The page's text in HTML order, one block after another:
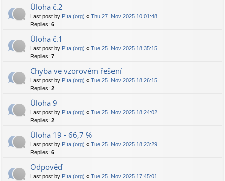
Úloha č.2
Last post by Píta (org) « Thu 27. Nov 2025 10:01:48
Replies: 6
Úloha č.1
Last post by Píta (org) « Tue 25. Nov 2025 18:35:15
Replies: 7
Chyba ve vzorovém řešení
Last post by Píta (org) « Tue 25. Nov 2025 18:26:15
Replies: 2
Úloha 9
Last post by Píta (org) « Tue 25. Nov 2025 18:24:02
Replies: 2
Úloha 19 - 66,7 %
Last post by Píta (org) « Tue 25. Nov 2025 18:23:29
Replies: 6
Odpověď
Last post by Píta (org) « Tue 25. Nov 2025 17:45:01